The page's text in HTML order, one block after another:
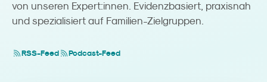
von unseren Expert:innen. Evidenzbasiert, praxisnah
und spezialisiert auf Familien-Zielgruppen.
RSS-Feed Podcast-Feed